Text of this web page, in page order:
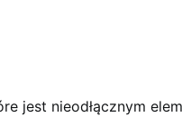
jest nieodłącznym